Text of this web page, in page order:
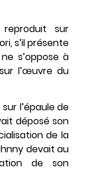
sur
s’il présente
s’oppose à
l’œuvre du
l’épaule de
déposé son
de la
devait au
de son